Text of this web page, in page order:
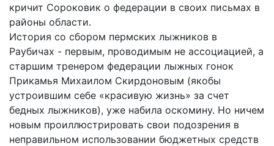
кричит Сороковик о федерации в своих письмах в
районы области.
История со сбором пермских лыжников в
Раубичах - первым, проводимым не ассоциацией, а
старшим тренером федерации лыжных гонок
Прикамья Михаилом Скирдоновым (якобы
устроившим себе «красивую жизнь» за счет
бедных лыжников), уже набила оскомину. Но ничем
новым проиллюстрировать свои подозрения в
неправильном использовании бюджетных средств